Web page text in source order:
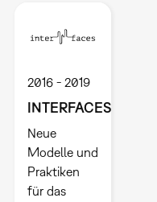
2016 2019
INTERFACES
Neue
Modelle und
Praktiken
für das